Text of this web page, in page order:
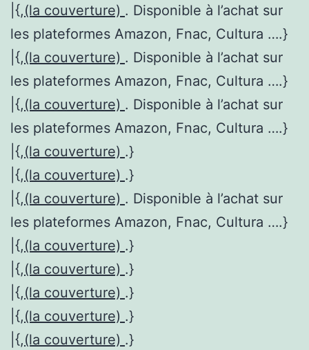
|{,(la couverture) . Disponible à l’achat sur
les plateformes Amazon, Fnac, Cultura ….}
|{,(la couverture) . Disponible à l’achat sur
les plateformes Amazon, Fnac, Cultura ….}
|{,(la couverture) . Disponible à l’achat sur
les plateformes Amazon, Fnac, Cultura ….}
|{,(la couverture) .}
|{,(la couverture) .}
|{,(la couverture) . Disponible à l’achat sur
les plateformes Amazon, Fnac, Cultura ….}
|{,(la couverture) .}
|{,(la couverture) .}
|{,(la couverture) .}
|{,(la couverture) .}
|{,(la couverture) .}